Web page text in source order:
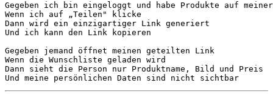
Gegeben
Wenn
Dann
Und
ich kann den Link kopieren
Gegeben
Wenn
Dann
Und
meine persönlichen Daten sind nicht sichtbar